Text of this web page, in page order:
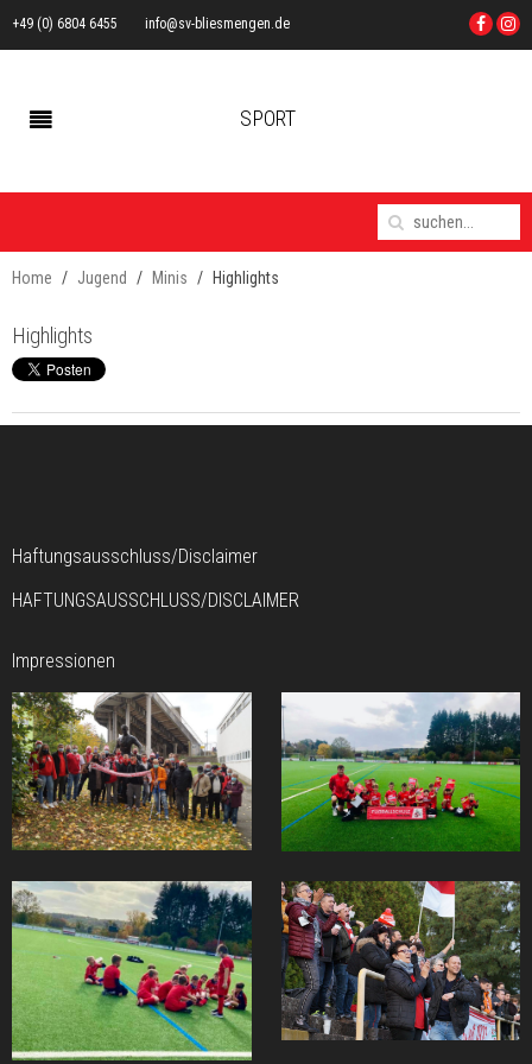
+49 (0) 6804 6455 info@sv-bliesmengen.de
SPORT
Home Jugend Minis Highlights
Highlights
Haftungsausschluss/Disclaimer
HAFTUNGSAUSSCHLUSS/DISCLAIMER
Impressionen